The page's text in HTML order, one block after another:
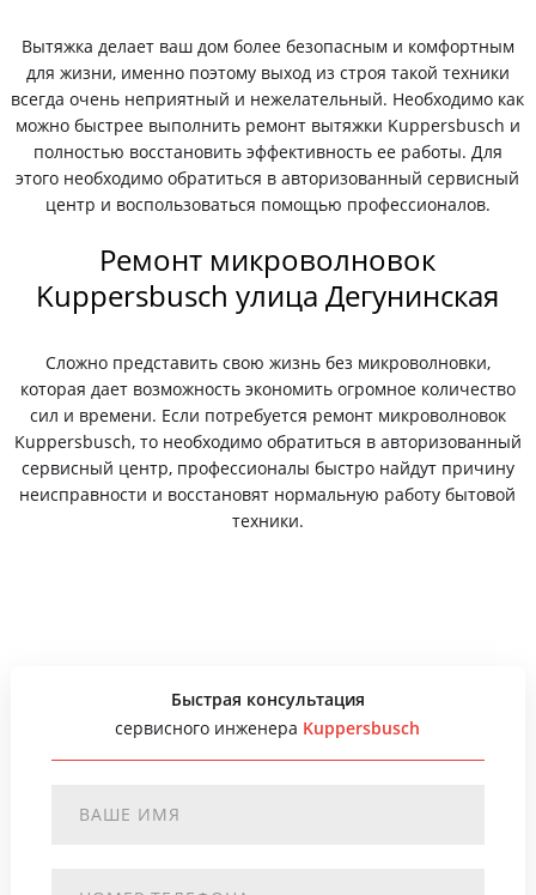
Вытяжка делает ваш дом более безопасным и комфортным
для жизни, именно поэтому выход из строя такой техники
всегда очень неприятный и нежелательный. Необходимо как
можно быстрее выполнить ремонт вытяжки Kuppersbusch и
полностью восстановить эффективность ее работы. Для
этого необходимо обратиться в авторизованный сервисный
центр и воспользоваться помощью профессионалов.
Ремонт микроволновок
Kuppersbusch улица Дегунинская
Сложно представить свою жизнь без микроволновки,
которая дает возможность экономить огромное количество
сил и времени. Если потребуется ремонт микроволновок
Kuppersbusch, то необходимо обратиться в авторизованный
сервисный центр, профессионалы быстро найдут причину
неисправности и восстановят нормальную работу бытовой
техники.
Быстрая консультация
сервисного инженера Kuppersbusch